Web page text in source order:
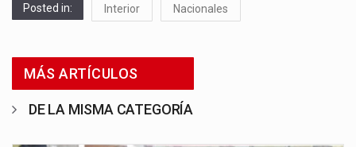
Posted in: Interior Nacionales
MÁS ARTÍCULOS
DE LA MISMA CATEGORÍA